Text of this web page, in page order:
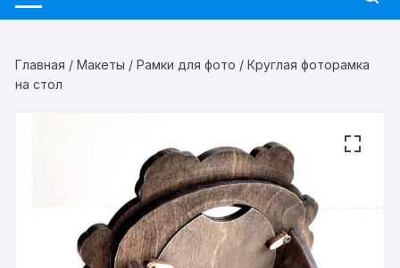
Главная /Макеты /Рамки для фото / Круглая фоторамка
на стол